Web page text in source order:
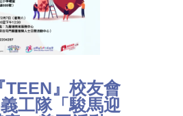
TEEN』校友會
工隊「駿馬迎